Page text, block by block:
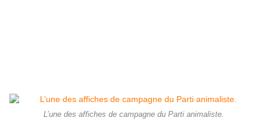
L’une des affiches de campagne du Parti animaliste.